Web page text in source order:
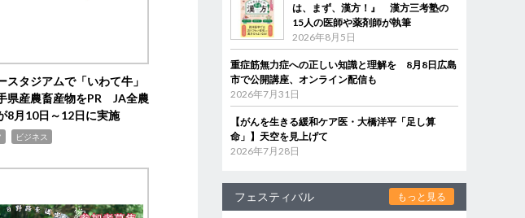
スタジアムで「いわて牛」
県産農畜産物をPR JA全農
8月10日～12日に実施
ビジネス
は、まず、漢方！』 漢方三考塾の
15人の医師や薬剤師が執筆
2026年8月5日
重症筋無力症への正しい知識と理解を 8月8日広島
市で公開講座、オンライン配信も
2026年7月31日
【がんを生きる緩和ケア医・大橋洋平「足し算
命」】天空を見上げて
2026年7月28日
フェスティバル もっと見る